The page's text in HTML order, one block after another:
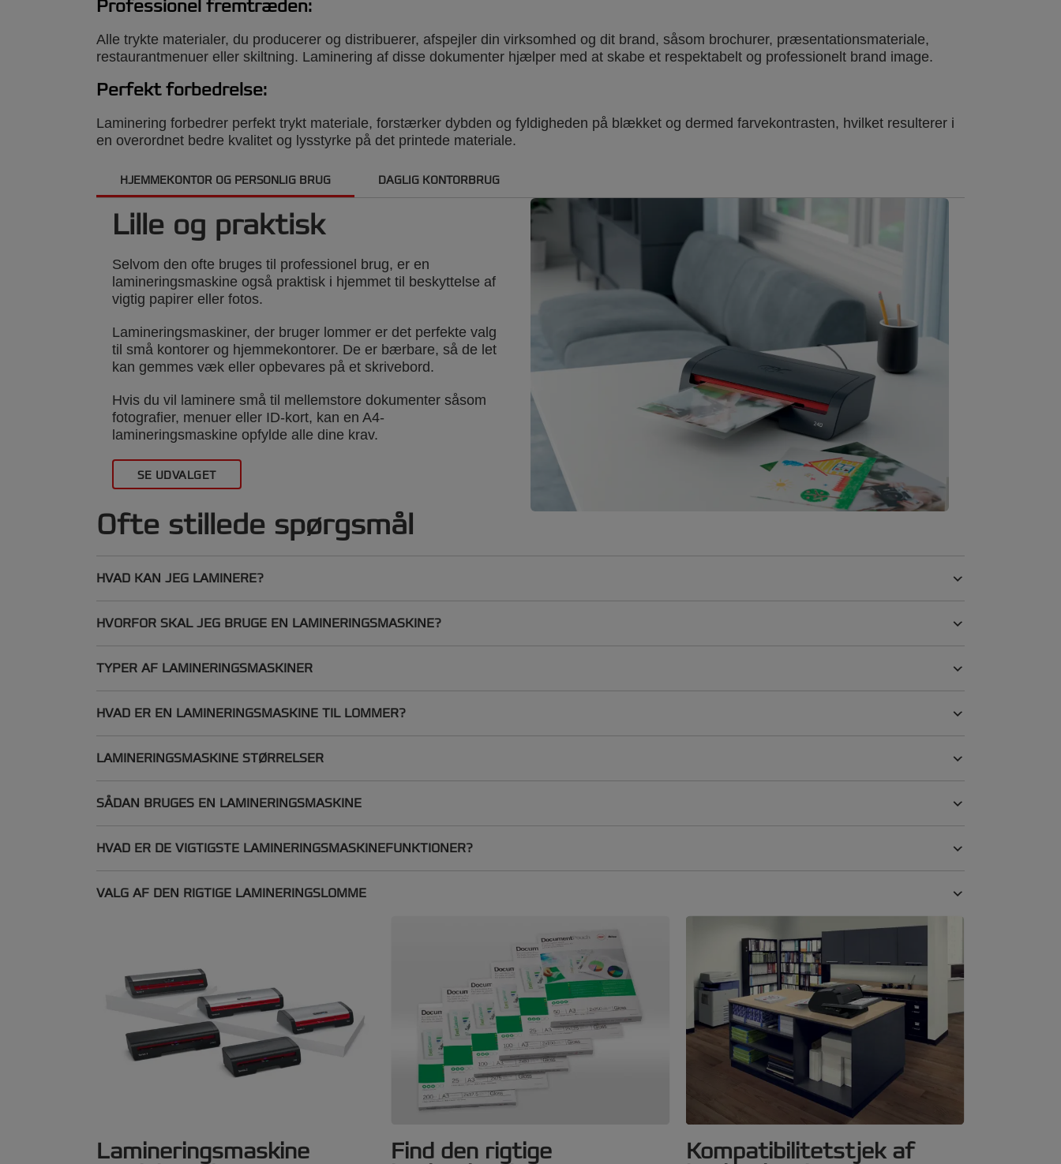
Skinnende filmrullekassette, som er let at isætte
Høj kvalitets, professionelle resultater - hver gang
Professionel fremtræden:
Alle trykte materialer, du producerer og distribuerer, afspejler din virksomhed og dit brand, såsom brochurer, præsentationsmateriale,
restaurantmenuer eller skiltning. Laminering af disse dokumenter hjælper med at skabe et respektabelt og professionelt brand image.
Perfekt forbedrelse:
Laminering forbedrer perfekt trykt materiale, forstærker dybden og fyldigheden på blækket og dermed farvekontrasten, hvilket resulterer i
en overordnet bedre kvalitet og lysstyrke på det printede materiale.
HJEMMEKONTOR OG PERSONLIG BRUG DAGLIG KONTORBRUG
Lille og praktisk
Selvom den ofte bruges til professionel brug, er en
lamineringsmaskine også praktisk i hjemmet til beskyttelse af
vigtig papirer eller fotos.
Lamineringsmaskiner, der bruger lommer er det perfekte valg
til små kontorer og hjemmekontorer. De er bærbare, så de let
kan gemmes væk eller opbevares på et skrivebord.
Hvis du vil laminere små til mellemstore dokumenter såsom
fotografier, menuer eller ID-kort, kan en A4-
lamineringsmaskine opfylde alle dine krav.
SE UDVALGET
Foton 30 kan laminere op til 30 ark på én gang og bruger en
Også til større dokumenter op til A3-størrelse er en bredere
Ofte stillede spørgsmål
HVAD KAN JEG LAMINERE?
HVORFOR SKAL JEG BRUGE EN LAMINERINGSMASKINE?
TYPER AF LAMINERINGSMASKINER
HVAD ER EN LAMINERINGSMASKINE TIL LOMMER?
LAMINERINGSMASKINE STØRRELSER
SÅDAN BRUGES EN LAMINERINGSMASKINE
HVAD ER DE VIGTIGSTE LAMINERINGSMASKINEFUNKTIONER?
VALG AF DEN RIGTIGE LAMINERINGSLOMME
Lamineringsmaskine Find den rigtige Kompatibilitetstjek af